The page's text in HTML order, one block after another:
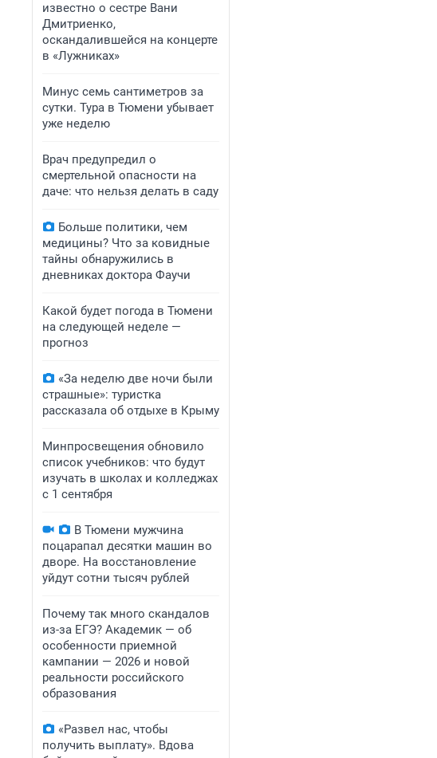
известно о сестре Вани
Дмитриенко,
оскандалившейся на концерте
в «Лужниках»
Минус семь сантиметров за
сутки. Тура в Тюмени убывает
уже неделю
Врач предупредил о
смертельной опасности на
даче: что нельзя делать в саду
Больше политики, чем
медицины? Что за ковидные
тайны обнаружились в
дневниках доктора Фаучи
Какой будет погода в Тюмени
на следующей неделе —
прогноз
«За неделю две ночи были
страшные»: туристка
рассказала об отдыхе в Крыму
Минпросвещения обновило
список учебников: что будут
изучать в школах и колледжах
с 1 сентября
В Тюмени мужчина
поцарапал десятки машин во
дворе. На восстановление
уйдут сотни тысяч рублей
Почему так много скандалов
из-за ЕГЭ? Академик — об
особенности приемной
кампании — 2026 и новой
реальности российского
образования
«Развел нас, чтобы
получить выплату». Вдова